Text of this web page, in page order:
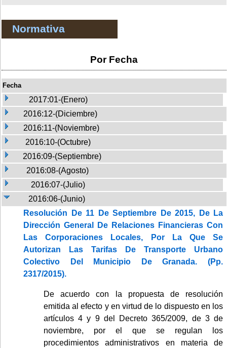
Normativa
Por Fecha
Fecha
2017:01-(Enero)
2016:12-(Diciembre)
2016:11-(Noviembre)
2016:10-(Octubre)
2016:09-(Septiembre)
2016:08-(Agosto)
2016:07-(Julio)
2016:06-(Junio)
Resolución De 11 De Septiembre De 2015, De La
Dirección General De Relaciones Financieras Con
Las Corporaciones Locales, Por La Que Se
Autorizan Las Tarifas De Transporte Urbano
Colectivo Del Municipio De Granada. (Pp.
2317/2015).
De acuerdo con la propuesta de resolución
emitida al efecto y en virtud de lo dispuesto en los
artículos 4 y 9 del Decreto 365/2009, de 3 de
noviembre, por el que se regulan los
procedimientos administrativos en materia de